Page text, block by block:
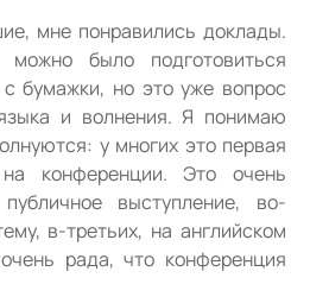
мне понравились доклады.
можно было подготовиться
бумажки, но это уже вопрос
и волнения. Я понимаю
у многих это первая
конференции. Это очень
выступление, во-
в-третьих, на английском
рада, что конференция